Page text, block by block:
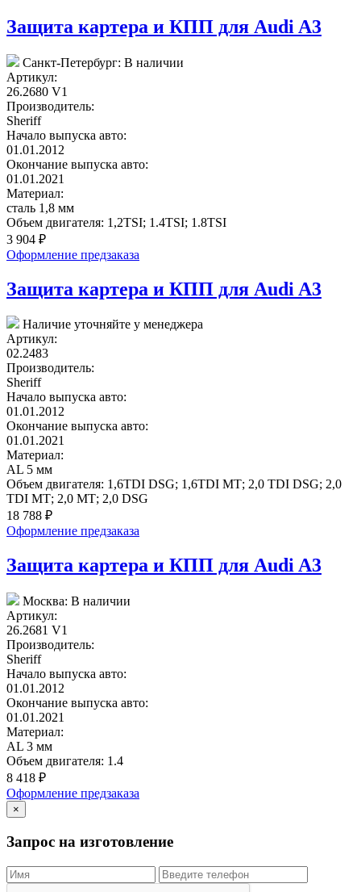
Защита картера и КПП для Audi A3
Санкт-Петербург: В наличии
Артикул:
26.2680 V1
Производитель:
Sheriff
Начало выпуска авто:
01.01.2012
Окончание выпуска авто:
01.01.2021
Материал:
сталь 1,8 мм
Объем двигателя: 1,2TSI; 1.4TSI; 1.8TSI
3 904 ₽
Оформление предзаказа
Защита картера и КПП для Audi A3
Наличие уточняйте у менеджера
Артикул:
02.2483
Производитель:
Sheriff
Начало выпуска авто:
01.01.2012
Окончание выпуска авто:
01.01.2021
Материал:
AL 5 мм
Объем двигателя: 1,6TDI DSG; 1,6TDI МТ; 2,0 TDI DSG; 2,0
TDI МТ; 2,0 МТ; 2,0 DSG
18 788 ₽
Оформление предзаказа
Защита картера и КПП для Audi A3
Москва: В наличии
Артикул:
26.2681 V1
Производитель:
Sheriff
Начало выпуска авто:
01.01.2012
Окончание выпуска авто:
01.01.2021
Материал:
AL 3 мм
Объем двигателя: 1.4
8 418 ₽
Оформление предзаказа
×
Запрос на изготовление